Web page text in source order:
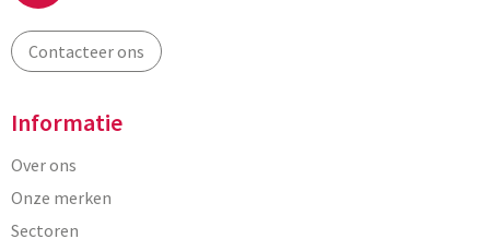
Contacteer ons
Informatie
Over ons
Onze merken
Sectoren